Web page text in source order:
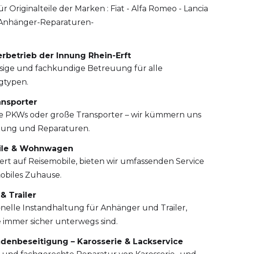
der Marken : Fiat - Alfa Romeo - Lancia
Reparaturen-
der Innung Rhein-Erft
und fachkundige Betreuung für alle
PKWs oder große Transporter – wir kümmern uns
und Reparaturen.
& Wohnwagen
auf Reisemobile, bieten wir umfassenden Service
Zuhause.
Trailer
Instandhaltung für Anhänger und Trailer,
immer sicher unterwegs sind.
– Karosserie & Lackservice